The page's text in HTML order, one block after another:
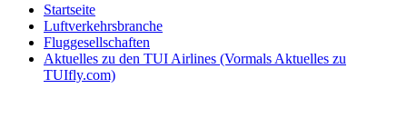
Startseite
Luftverkehrsbranche
Fluggesellschaften
Aktuelles zu den TUI Airlines (Vormals Aktuelles zu
TUIfly.com)